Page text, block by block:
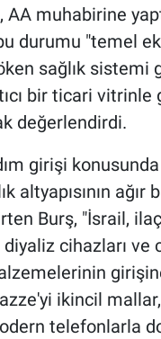
muhabirine
durumu "temel
sağlık sistemi
bir ticari
değerlendirdi.
girişi
altyapısının ağır
Burş, "İsrail,
cihazları ve
girişine
ikincil
telefonlarla